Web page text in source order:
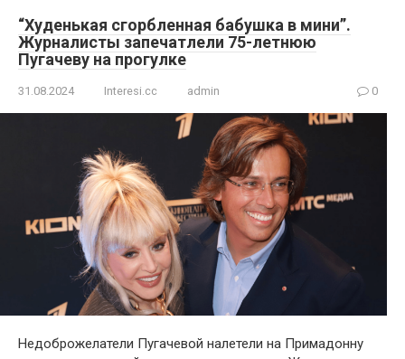
“Худенькая сгорбленная бабушка в мини”.
Журналисты запечатлели 75-летнюю
Пугачеву на прогулке
31.08.2024 Interesi.cc admin 0
Недоброжелатели Пугачевой налетели на Примадонну